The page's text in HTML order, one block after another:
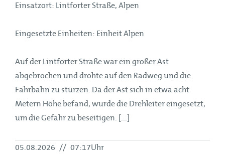
Einsatzort: Lintforter Straße, Alpen
Eingesetzte Einheiten: Einheit Alpen
Auf der Lintforter Straße war ein großer Ast
abgebrochen und drohte auf den Radweg und die
Fahrbahn zu stürzen. Da der Ast sich in etwa acht
Metern Höhe befand, wurde die Drehleiter eingesetzt,
um die Gefahr zu beseitigen. [...]
05.08.2026 // 07:17Uhr